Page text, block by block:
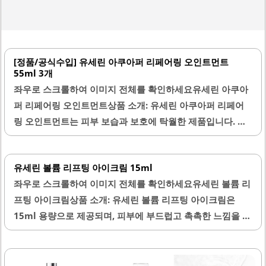
[정품/공식수입] 유세린 아쿠아퍼 리페어링 오인트먼트
55ml 3개
좌우로 스크롤하여 이미지 전체를 확인하세요유세린 아쿠아
퍼 리페어링 오인트먼트상품 소개: 유세린 아쿠아퍼 리페어
링 오인트먼트는 피부 보습과 보호에 탁월한 제품입니다. 이
제품은 55ml의 튜브형 포장으로 제공되어 위생적이고 편리
한 사용이 가능합니다. 특히, 꾸덕한 제형은 피부에 깊은 보습
을 제공하며, 건조한 피부를 효과적으로 진정시키는 데 도움
을 줍니다.아기 피부부터 성인 피부까지 다양한 피부 타입에
적합하여, 피부 발진이나 건조함으로 고민하는 분들에게 추
천됩니다. 또한, 공식 수입 제품으로 품질이 보장되어 안심하
고 사용할 수 있습니다. 유세린 아쿠아퍼는 특히 겨울철 건조
한 날씨에 효과적이며, 수분을 유지하는 데 도움을 줍니다.이
유세린 볼륨 리프팅 아이크림 15ml
좌우로 스크롤하여 이미지 전체를 확인하세요유세린 볼륨 리
프팅 아이크림상품 소개: 유세린 볼륨 리프팅 아이크림은
15ml 용량으로 제공되며, 피부에 부드럽고 촉촉한 느낌을 선
사합니다. 이 제품은 하이알루론산을 포함하여 피부의 수분
을 유지하는 데 도움을 줍니다. 아이크림의 텍스처는 크림 형
태로, 부드럽게 발리며 흡수력이 뛰어난 특징이 있습니다.사